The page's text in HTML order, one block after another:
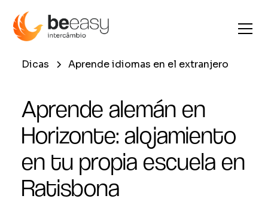
Dicas Aprende idiomas en el extranjero
Aprende alemán en
Horizonte: alojamiento
en tu propia escuela en
Ratisbona